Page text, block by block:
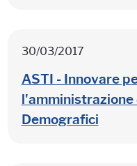
30/03/2017
ASTI - Innovare
Demografici